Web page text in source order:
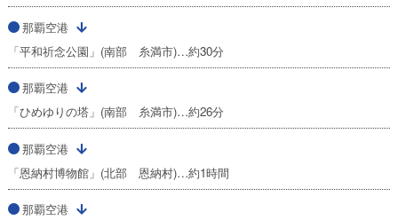
那覇空港
「平和祈念公園」(南部 糸満市)…約30分
那覇空港
「ひめゆりの塔」(南部 糸満市)…約26分
那覇空港
「恩納村博物館」(北部 恩納村)…約1時間
那覇空港